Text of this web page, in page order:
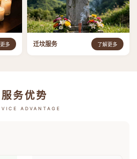
多 迁坟服务 了解更多
服务优势
ADVANTAGE